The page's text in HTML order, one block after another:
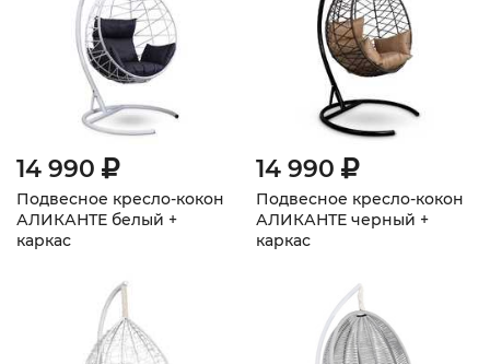
14 990
Подвесное кресло-кокон
АЛИКАНТЕ белый +
каркас
14 990
Подвесное кресло-кокон
АЛИКАНТЕ черный +
каркас